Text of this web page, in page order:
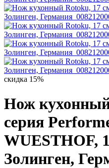
скидка 15%
Нож
серия
WUESTHOF,
Золинген,